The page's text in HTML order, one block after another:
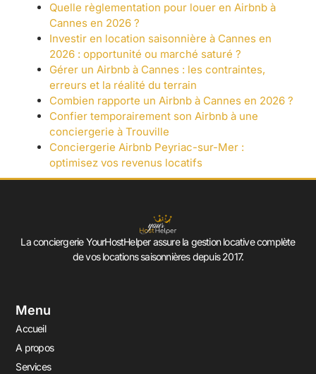
Quelle règlementation pour louer en Airbnb à
Cannes en 2026 ?
Investir en location saisonnière à Cannes en
2026 : opportunité ou marché saturé ?
Gérer un Airbnb à Cannes : les contraintes,
erreurs et la réalité du terrain
Combien rapporte un Airbnb à Cannes en 2026 ?
Confier temporairement son Airbnb à une
conciergerie à Trouville
Conciergerie Airbnb Peyriac-sur-Mer :
optimisez vos revenus locatifs
La conciergerie YourHostHelper assure la gestion locative complète
de vos locations saisonnières depuis 2017.
Menu
Accueil
A propos
Services